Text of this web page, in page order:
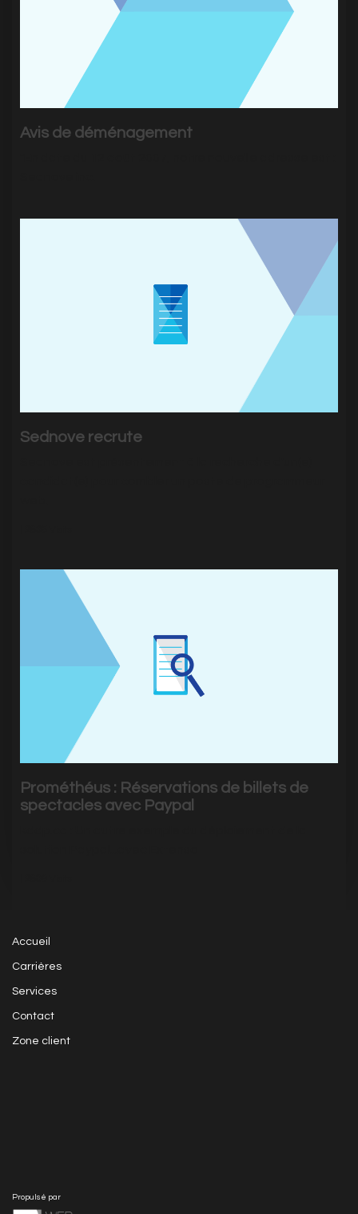
Avis de déménagement
Sednove recrute
Prométhéus : Réservations de billets de
spectacles avec Paypal
Accueil
Carrières
Services
Contact
Zone client
Propulsé par